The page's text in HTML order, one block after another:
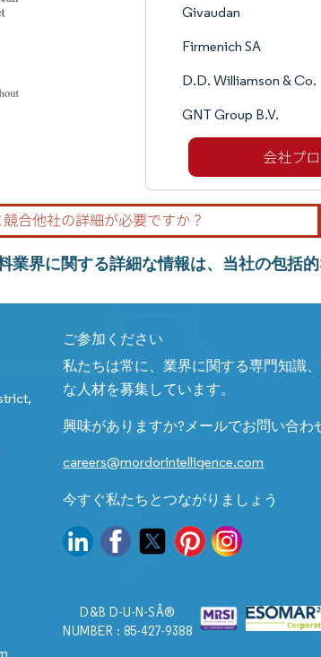
Givaudan
Firmenich SA
D.D. Williamson & Co.
GNT Group B.V.
業界に関する詳細な情報は、当社の包括
ご参加ください
私たちは常に、業界に関する専門知識
な人材を募集しています。
興味がありますか?メールでお問い合わ
careers@mordorintelligence.com
今すぐ私たちとつながりましょう
D&B D-U-N-SÂ®
NUMBER : 85-427-9388